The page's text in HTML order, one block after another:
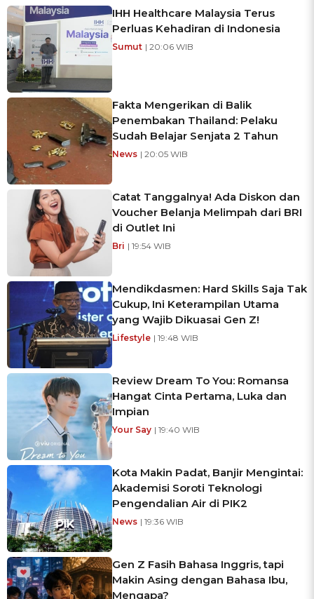
IHH Healthcare Malaysia Terus
Perluas Kehadiran di Indonesia
Sumut | 20:06 WIB
Fakta Mengerikan di Balik
Penembakan Thailand: Pelaku
Sudah Belajar Senjata 2 Tahun
News | 20:05 WIB
Catat Tanggalnya! Ada Diskon dan
Voucher Belanja Melimpah dari BRI
di Outlet Ini
Bri | 19:54 WIB
Mendikdasmen: Hard Skills Saja Tak
Cukup, Ini Keterampilan Utama
yang Wajib Dikuasai Gen Z!
Lifestyle | 19:48 WIB
Review Dream To You: Romansa
Hangat Cinta Pertama, Luka dan
Impian
Your Say | 19:40 WIB
Kota Makin Padat, Banjir Mengintai:
Akademisi Soroti Teknologi
Pengendalian Air di PIK2
News | 19:36 WIB
Gen Z Fasih Bahasa Inggris, tapi
Makin Asing dengan Bahasa Ibu,
Mengapa?